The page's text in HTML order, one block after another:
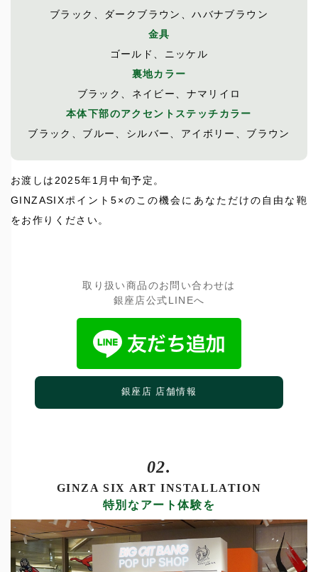
ブラック、ダークブラウン、ハバナブラウン
金具
ゴールド、ニッケル
裏地カラー
ブラック、ネイビー、ナマリイロ
本体下部のアクセントステッチカラー
ブラック、ブルー、シルバー、アイボリー、ブラウン
お渡しは2025年1月中旬予定。
GINZASIXポイント5×のこの機会にあなただけの自由な鞄
をお作りください。
取り扱い商品のお問い合わせは
銀座店公式LINEへ
銀座店 店舗情報
02.
GINZA SIX ART INSTALLATION
特別なアート体験を